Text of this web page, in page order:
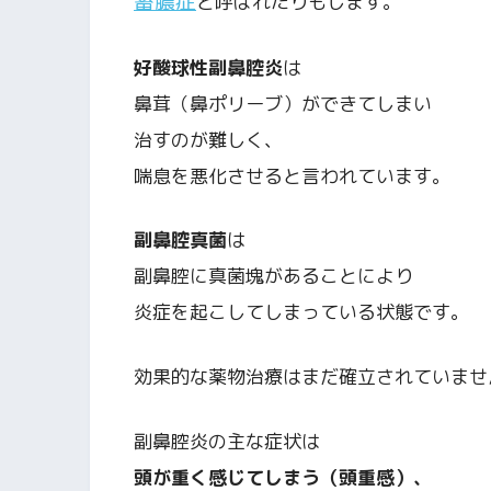
好酸球性副鼻腔炎は
鼻茸（鼻ポリーブ）ができてしまい
治すのが難しく、
喘息を悪化させると言われています。
副鼻腔真菌は
副鼻腔に真菌塊があることにより
炎症を起こしてしまっている状態です。
効果的な薬物治療はまだ確立されていま
副鼻腔炎の主な症状は
頭が重く感じてしまう（頭重感）、